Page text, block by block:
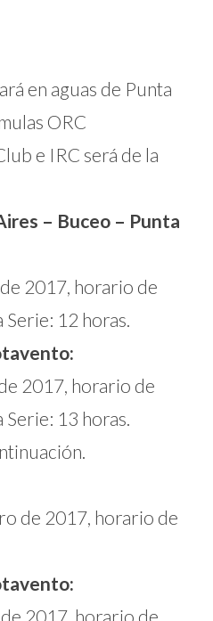
en aguas de Punta
ORC
e IRC será de la
– Buceo – Punta
2017, horario de
12 horas.
2017, horario de
13 horas.
de 2017, horario de
2017, horario de